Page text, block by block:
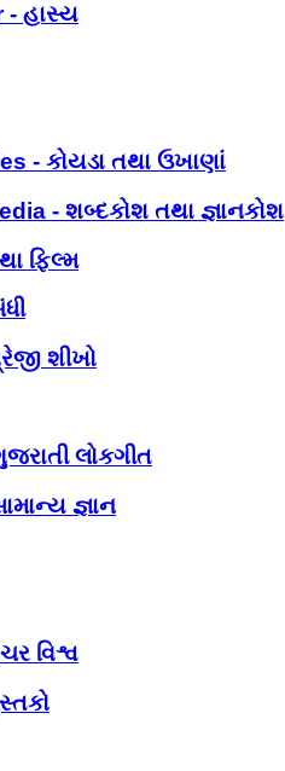
- હાસ્ય
- કોયડા તથા ઉખાણાં
- શબ્દકોશ તથા જ્ઞાનકોશ
ફિલ્મ
શીખો
લોકગીત
જ્ઞાન
વિશ્વ